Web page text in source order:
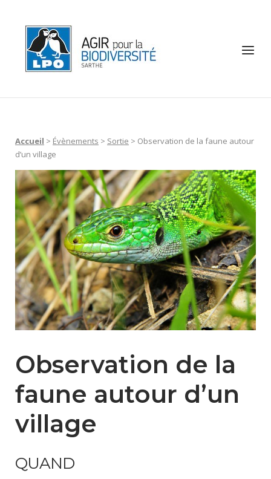
content
Menu
Accueil > Évènements > Sortie > Observation de la faune autour
d’un village
Observation de la
faune autour d’un
village
QUAND